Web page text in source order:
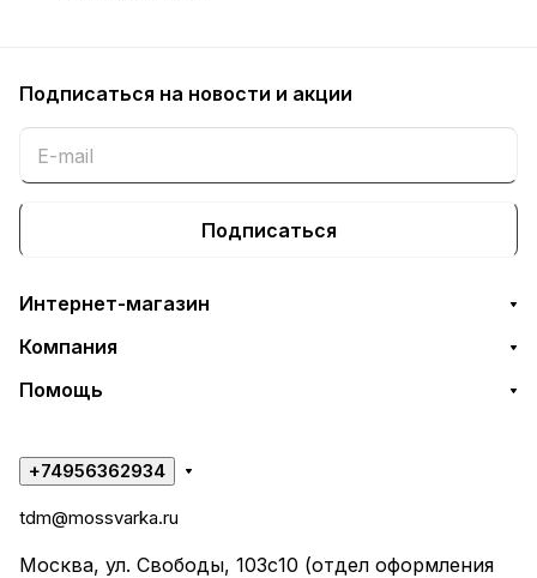
Подписаться на новости и акции
Подписаться
Интернет-магазин
Компания
Помощь
+74956362934
tdm@mossvarka.ru
Москва, ул. Свободы, 103с10 (отдел оформления